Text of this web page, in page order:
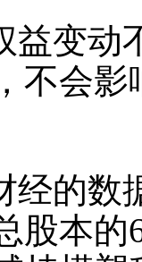
益变动
不会影
经的数
股本的